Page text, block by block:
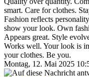
smart. Care for clothes.
Fashion reflects
show your look. Own
Appears great. Style
Works well. Your look is
your clothes. Be you.
Montag, 12. Mai 2025